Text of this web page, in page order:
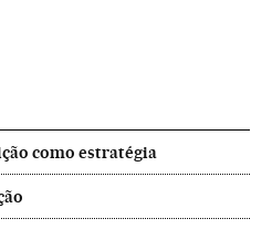
como estratégia